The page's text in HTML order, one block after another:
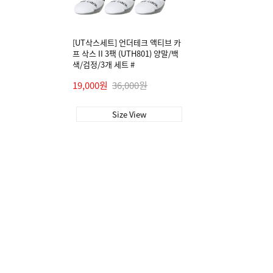
[UT삭스세트] 언더테크 액티브 카
프 삭스 II 3팩 (UTH801) 양말/백
색/검정/3개 세트 #
19,000원 36,000원
Size View